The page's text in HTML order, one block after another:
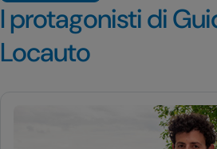
I protagonisti di
Locauto